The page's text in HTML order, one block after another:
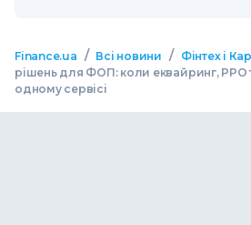
Finance.ua / Всі новини / Фінтех і
рішень для ФОП: коли еквайринг, РРО
одному сервісі